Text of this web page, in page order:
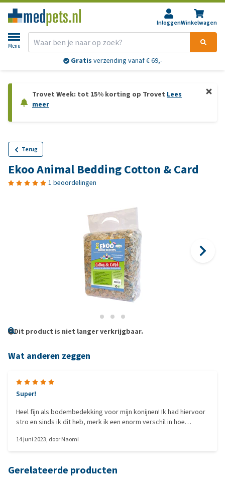
InloggenWinkelwagen
Menu
Gratis verzending vanaf € 69,-
Trovet Week: tot 15% korting op Trovet Lees
meer
Terug
Ekoo Animal Bedding Cotton & Card
1 beoordelingen
Dit product is niet langer verkrijgbaar.
Wat anderen zeggen
Super!
Heel fijn als bodembedekking voor mijn konijnen! Ik had hiervoor
stro en sinds ik dit heb, merk ik een enorm verschil in hoe
geworden. Kortom: aanrader!
14 juni 2023, doorNaomi
Gerelateerde producten